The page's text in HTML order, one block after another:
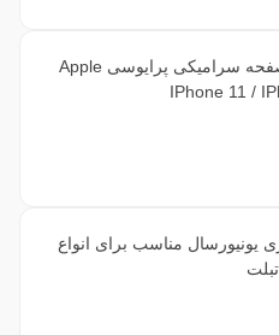
محافظ صفحه سرامیکی پرایوسی Apple
IPhone 11 /
یونیورسال مناسب برای انواع